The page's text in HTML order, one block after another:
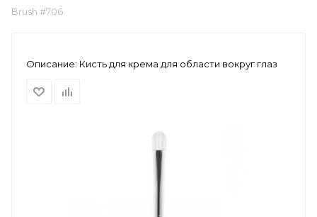
Brush #706
Описание: Кисть для крема для области вокруг глаз